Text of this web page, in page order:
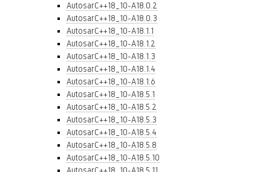
AutosarC++18_10-A18.0.2
AutosarC++18_10-A18.0.3
AutosarC++18_10-A18.1.1
AutosarC++18_10-A18.1.2
AutosarC++18_10-A18.1.3
AutosarC++18_10-A18.1.4
AutosarC++18_10-A18.1.6
AutosarC++18_10-A18.5.1
AutosarC++18_10-A18.5.2
AutosarC++18_10-A18.5.3
AutosarC++18_10-A18.5.4
AutosarC++18_10-A18.5.8
AutosarC++18_10-A18.5.10